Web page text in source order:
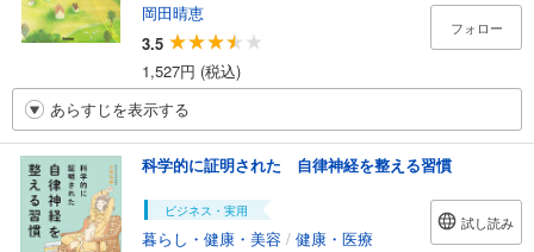
岡田晴恵
3.5
1,527円 (税込)
フォロー
あらすじを表示する
科学的に証明された 自律神経を整える習慣
ビジネス・実用
暮らし・健康・美容 / 健康・医療
試し読み